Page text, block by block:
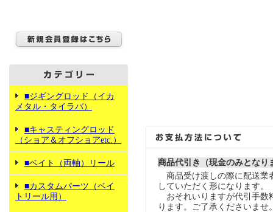
■ジギングロッド（イカ
メタル・タイラバ）
■キャスティングロッド
（ショア＆オフショアetc.）
■ベイト（両軸）リール
■カスタムパーツ（ベイ
トリール用）
商品代引き（現金のみとなり
商品受け渡しの際に配送業
していただく形になります。
おそれいりますが代引手数
ります。ご了承くださいませ